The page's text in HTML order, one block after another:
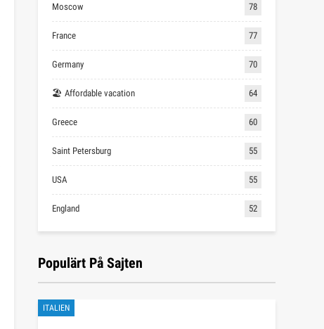
Moscow 78
France 77
Germany 70
🏖 Affordable vacation 64
Greece 60
Saint Petersburg 55
USA 55
England 52
Populärt På Sajten
ITALIEN